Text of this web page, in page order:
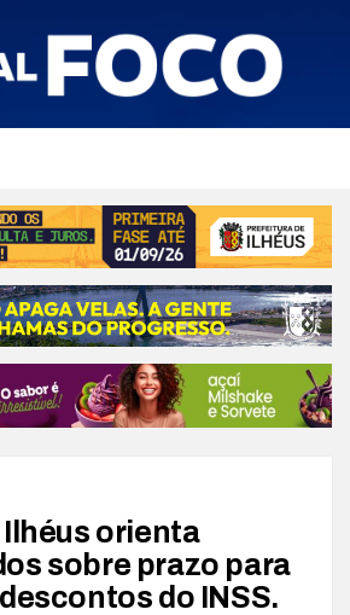
orienta
sobre prazo para
do INSS.